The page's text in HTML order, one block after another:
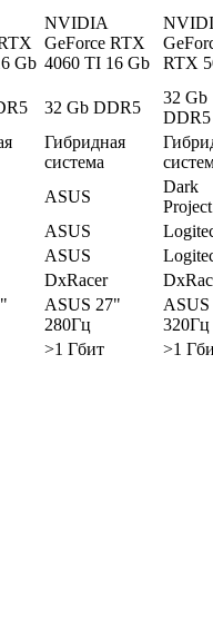
Gb
NVIDIA
GeForce RTX
4060 TI 16 Gb
RTX
32 Gb DDR5
32 Gb
DDR5
Гибридная
система
ASUS
Dark
Project
ASUS
ASUS
DxRacer
ASUS 27"
280Гц
320Гц
>1 Гбит >1